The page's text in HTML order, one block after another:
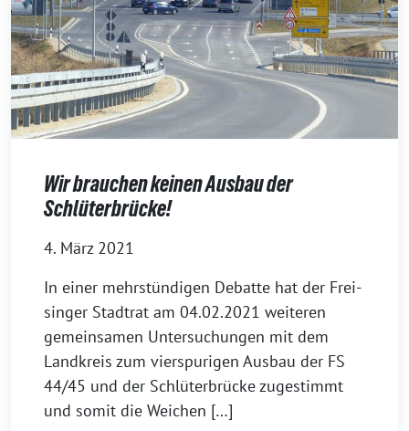
Wir brauchen keinen Ausbau der
Schlüterbrücke!
4. März 2021
In einer mehr­stün­di­gen Debat­te hat der Frei­
sin­ger Stadt­rat am 04.02.2021 wei­te­ren
gemein­sa­men Unter­su­chun­gen mit dem
Land­kreis zum vier­spu­ri­gen Aus­bau der FS
44/45 und der Schlü­ter­brü­cke zuge­stimmt
und somit die Weichen […]